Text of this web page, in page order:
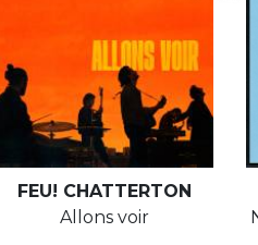
FEU! CHATTERTON
Allons voir